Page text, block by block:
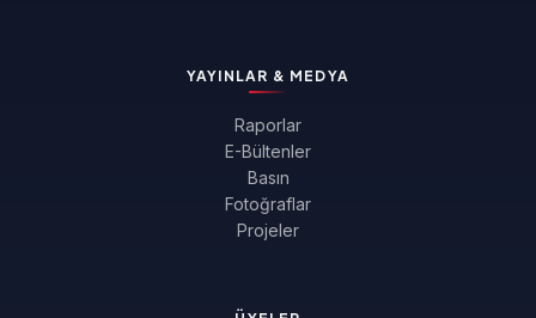
YAYINLAR & MEDYA
Raporlar
E-Bültenler
Basın
Fotoğraflar
Projeler